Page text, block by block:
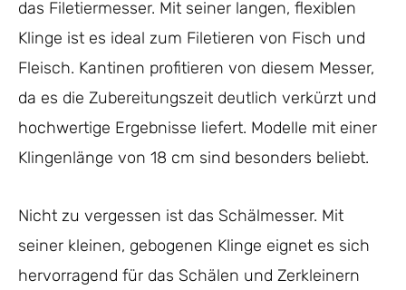
das Filetiermesser. Mit seiner langen, flexiblen
Klinge ist es ideal zum Filetieren von Fisch und
Fleisch. Kantinen profitieren von diesem Messer,
da es die Zubereitungszeit deutlich verkürzt und
hochwertige Ergebnisse liefert. Modelle mit einer
Klingenlänge von 18 cm sind besonders beliebt.
Nicht zu vergessen ist das Schälmesser. Mit
seiner kleinen, gebogenen Klinge eignet es sich
hervorragend für das Schälen und Zerkleinern